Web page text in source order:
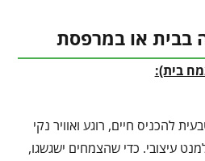
בבית או במרפסת
בית):
להכניס חיים, רוגע ואוויר נקי
עיצובי. כדי שהצמחים ישגשגו,